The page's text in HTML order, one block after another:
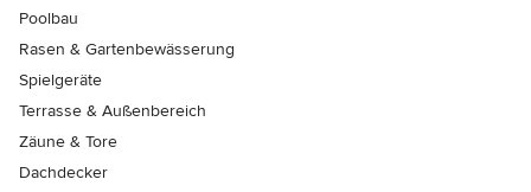
Poolbau
Rasen & Gartenbewässerung
Spielgeräte
Terrasse & Außenbereich
Zäune & Tore
Dachdecker